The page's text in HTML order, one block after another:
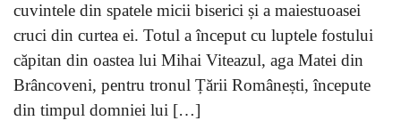
cuvintele din spatele micii biserici și a maiestuoasei
cruci din curtea ei. Totul a început cu luptele fostului
căpitan din oastea lui Mihai Viteazul, aga Matei din
Brâncoveni, pentru tronul Țării Românești, începute
din timpul domniei lui […]